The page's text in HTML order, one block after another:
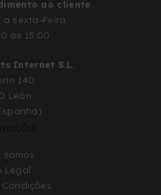
ao cliente
sexta-Feira
às 15:00
Internet S.L.
140
León
somos
Legal
Condições